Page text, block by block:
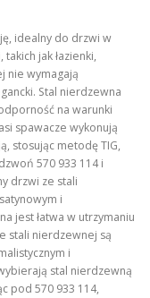
idealny do drzwi w
jak łazienki,
nie wymagają
Stal nierdzewna
na warunki
spawacze wykonują
stosując metodę TIG,
570 933 114 i
drzwi ze stali
i
jest łatwa w utrzymaniu
stali nierdzewnej są
i
stal nierdzewną
pod 570 933 114,